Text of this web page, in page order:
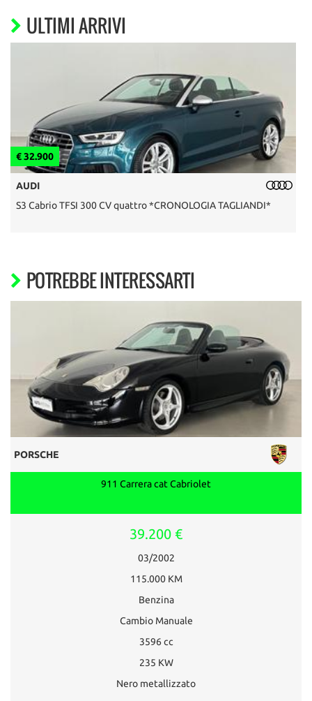
ULTIMI ARRIVI
€ 32.900
AUDI
S3 Cabrio TFSI 300 CV quattro *CRONOLOGIA TAGLIANDI*
POTREBBE INTERESSARTI
PORSCHE
911 Carrera cat Cabriolet
39.200 €
03/2002
115.000 KM
Benzina
Cambio Manuale
3596 cc
235 KW
Nero metallizzato